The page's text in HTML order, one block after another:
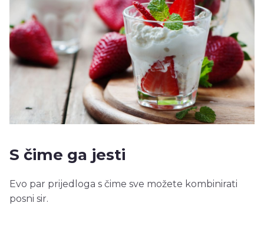
S čime ga jesti
Evo par prijedloga s čime sve možete kombinirati
posni sir.